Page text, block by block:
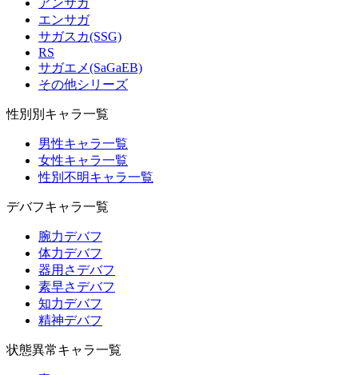
アンサガ
エンサガ
サガスカ(SSG)
RS
サガエメ(SaGaEB)
その他シリーズ
性別別キャラ一覧
男性キャラ一覧
女性キャラ一覧
性別不明キャラ一覧
デバフキャラ一覧
腕力デバフ
体力デバフ
器用さデバフ
素早さデバフ
知力デバフ
精神デバフ
状態異常キャラ一覧